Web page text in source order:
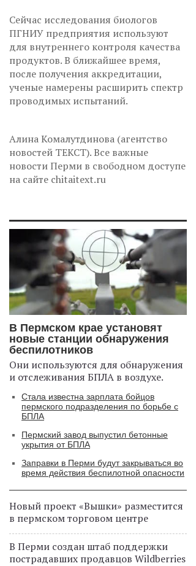
Сейчас исследования биологов
ПГНИУ предприятия используют
для внутреннего контроля качества
продуктов. В ближайшее время,
после получения аккредитации,
ученые намерены расширить спектр
проводимых испытаний.
Алина Комалутдинова (агентство
новостей ТЕКСТ). Все важные
новости Перми в свободном доступе
на сайте chitaitext.ru
В Пермском крае установят
новые станции обнаружения
беспилотников
Они используются для обнаружения
и отслеживания БПЛА в воздухе.
Стала известна зарплата бойцов
пермского подразделения по борьбе с
БПЛА
Пермский завод выпустил бетонные
укрытия от БПЛА
Заправки в Перми будут закрываться во
время действия беспилотной опасности
Новый проект «Вышки» разместится
в пермском торговом центре
В Перми создан штаб поддержки
пострадавших продавцов Wildberries